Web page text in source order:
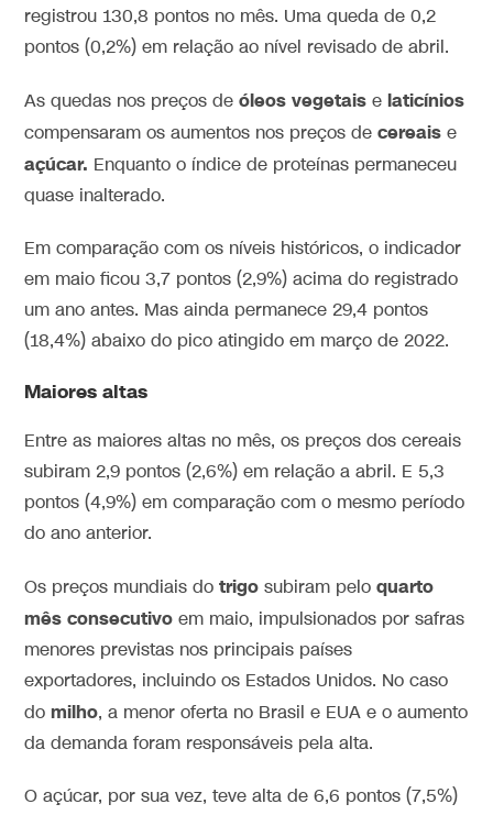
registrou 130,8 pontos no mês. Uma queda de 0,2
pontos (0,2%) em relação ao nível revisado de abril.
As quedas nos preços deóleos vegetais elaticínios
compensaram os aumentos nos preços decereais e
açúcar. Enquanto o índice de proteínas permaneceu
quase inalterado.
Em comparação com os níveis históricos, o indicador
em maio ficou 3,7 pontos (2,9%) acima do registrado
um ano antes. Mas ainda permanece 29,4 pontos
(18,4%) abaixo do pico atingido em março de 2022.
Maiores altas
Entre as maiores altas no mês, os preços dos cereais
subiram 2,9 pontos (2,6%) em relação a abril. E 5,3
pontos (4,9%) em comparação com o mesmo período
do ano anterior.
Os preços mundiais dotrigo subiram peloquarto
mês consecutivo em maio, impulsionados por safras
menores previstas nos principais países
exportadores, incluindo os Estados Unidos. No caso
domilho, a menor oferta no Brasil e EUA e o aumento
da demanda foram responsáveis pela alta.
O açúcar, por sua vez, teve alta de 6,6 pontos (7,5%)